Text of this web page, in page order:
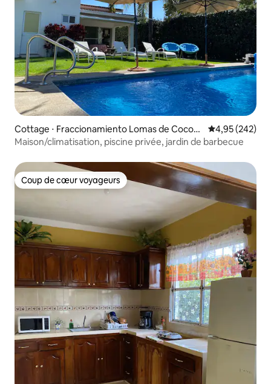
Cottage ⋅ Fraccionamiento Lomas de Cocoy
oc
Évaluation
4,95 (242)
Maison/climatisation, piscine privée, jardin de barbecue
Coup de cœur voyageurs
Coup de cœur voyageurs